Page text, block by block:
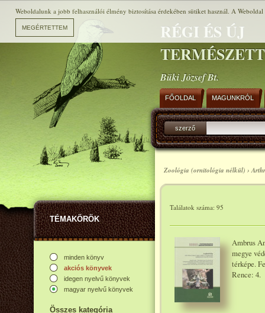
RÉGI ÉS ÚJ
Büki József Bt.
TÉMAKÖRÖK
minden könyv
akciós könyvek
idegen nyelvű könyvek
magyar nyelvű könyvek
Összes kategória
FŐOLDAL MAGUNKRÓL
szerző
Zoológia (ornitológia nélkül) ›
Találatok száma: 95
Ambrus
megye
térképe.
Rence: 4.
Weboldalunk a jobb felhasználói élmény biztosítása érdekében sütiket használ. A